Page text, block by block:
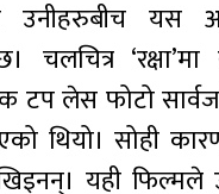
उनीहरुबीच यस
चलचित्र
टप लेस फोटो
थियो। सोही
यही